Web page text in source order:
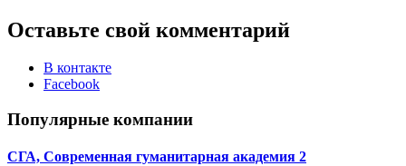
Оставьте свой комментарий
В контакте
Facebook
Популярные компании
СГА, Современная гуманитарная академия 2